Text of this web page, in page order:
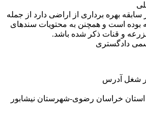
سابقه بهره برداری از اراضی دارد از جمله
بوده است و همچنن به محتویات سندهای
و قنات ذکر شده باشد.
شغل آدرس
استان خراسان رضوی-شهرستان نیشابور